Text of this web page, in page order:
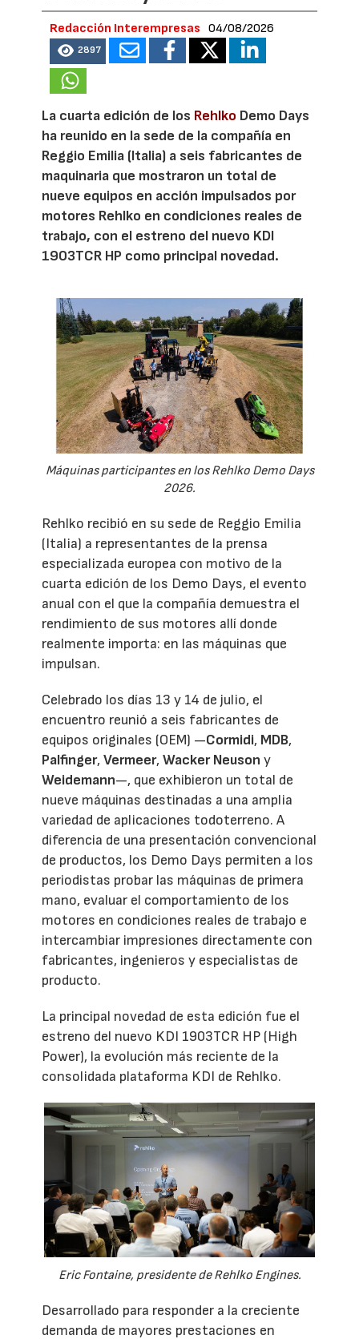
Redacción Interempresas 04/08/2026
2897
La cuarta edición de los Rehlko Demo Days
ha reunido en la sede de la compañía en
Reggio Emilia (Italia) a seis fabricantes de
maquinaria que mostraron un total de
nueve equipos en acción impulsados por
motores Rehlko en condiciones reales de
trabajo, con el estreno del nuevo KDI
1903TCR HP como principal novedad.
Máquinas participantes en los Rehlko Demo Days
2026.
Rehlko recibió en su sede de Reggio Emilia
(Italia) a representantes de la prensa
especializada europea con motivo de la
cuarta edición de los Demo Days, el evento
anual con el que la compañía demuestra el
rendimiento de sus motores allí donde
realmente importa: en las máquinas que
impulsan.
Celebrado los días 13 y 14 de julio, el
encuentro reunió a seis fabricantes de
equipos originales (OEM) —Cormidi, MDB,
Palfinger,Vermeer,Wacker Neuson y
Weidemann—, que exhibieron un total de
nueve máquinas destinadas a una amplia
variedad de aplicaciones todoterreno. A
diferencia de una presentación convencional
de productos, los Demo Days permiten a los
periodistas probar las máquinas de primera
mano, evaluar el comportamiento de los
motores en condiciones reales de trabajo e
intercambiar impresiones directamente con
fabricantes, ingenieros y especialistas de
producto.
La principal novedad de esta edición fue el
estreno del nuevo KDI 1903TCR HP (High
Power), la evolución más reciente de la
consolidada plataforma KDI de Rehlko.
Eric Fontaine, presidente de Rehlko Engines.
Desarrollado para responder a la creciente
demanda de mayores prestaciones en